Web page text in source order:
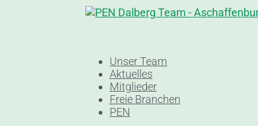
Unser Team
Aktuelles
Mitglieder
Freie Branchen
PEN